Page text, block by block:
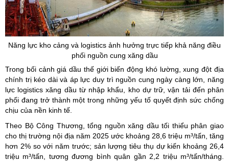
Năng lực kho cảng và logistics ảnh hưởng trực tiếp khả năng điều
phối nguồn cung xăng dầu
Trong bối cảnh giá dầu thế giới biến động khó lường, xung đột địa
chính trị kéo dài và áp lực duy trì nguồn cung ngày càng lớn, năng
lực logistics xăng dầu từ nhập khẩu, kho dự trữ, vận tải đến phân
phối đang trở thành một trong những yếu tố quyết định sức chống
chịu của nền kinh tế.
Theo Bộ Công Thương, tổng nguồn xăng dầu tối thiểu phân giao
cho thị trường nội địa năm 2025 ước khoảng 28,6 triệu m³/tấn, tăng
hơn 2% so với năm trước; sản lượng tiêu thụ dự kiến khoảng 26,4
triệu m³/tấn, tương đương bình quân gần 2,2 triệu m³/tấn/tháng.